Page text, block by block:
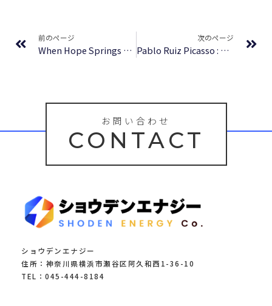
前のページ
When Hope Springs New – Free Book
次のページ
Pablo Ruiz Picasso : Résumé
お問い合わせ
CONTACT
ショウデンエナジー
住所：神奈川県横浜市瀬谷区阿久和西1-36-10
TEL：045-444-8184